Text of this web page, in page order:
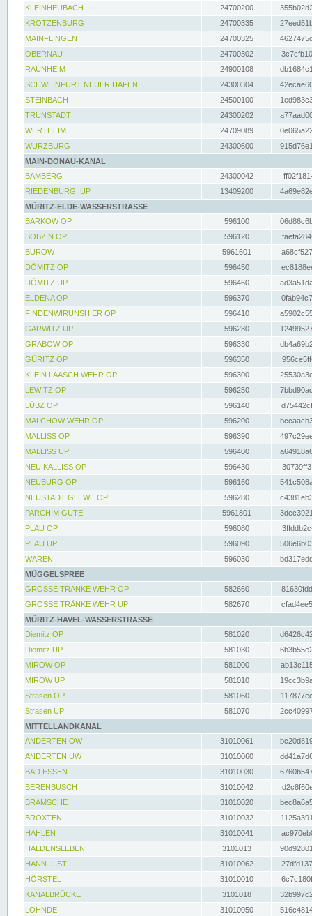
KLEINHEUBACH 24700200
KROTZENBURG
24700335
MAINFLINGEN
24700325
OBERNAU
24700302
RAUNHEIM
24900108
SCHWEINFURT NEUER HAFEN
24300304
STEINBACH
24500100
TRUNSTADT
24300202
WERTHEIM
24709089
WÜRZBURG
24300600
MAIN-DONAU-KANAL
BAMBERG
24300042
RIEDENBURG_UP
13409200
MÜRITZ-ELDE-WASSERSTRASSE
BARKOW OP
596100
BOBZIN OP
596120
BUROW
5961601
DÖMITZ OP
596450
DÖMITZ UP
596460
ELDENA OP
596370
FINDENWIRUNSHIER OP
596410
GARWITZ UP
596230
GRABOW OP
596330
GÜRITZ OP
596350
KLEIN LAASCH WEHR OP
596300
LEWITZ OP
596250
LÜBZ OP
596140
MALCHOW WEHR OP
596200
MALLISS OP
596390
MALLISS UP
596400
NEU KALLISS OP
596430
NEUBURG OP
596160
NEUSTADT GLEWE OP
596280
PARCHIM GÜTE
5961801
PLAU OP
596080
PLAU UP
596090
WAREN
596030
MÜGGELSPREE
GROSSE TRÄNKE WEHR OP
582660
GROSSE TRÄNKE WEHR UP
582670
MÜRITZ-HAVEL-WASSERSTRASSE
Diemitz OP
581020
Diemitz UP
581030
MIROW OP
581000
MIROW UP
581010
Strasen OP
581060
Strasen UP
581070
MITTELLANDKANAL
ANDERTEN OW
31010061
ANDERTEN UW
31010060
BAD ESSEN
31010030
BERENBUSCH
31010042
BRAMSCHE
31010020
BROXTEN
31010032
HAHLEN
31010041
HALDENSLEBEN
3101013
HANN. LIST
31010062
HÖRSTEL
31010010
KANALBRÜCKE
3101018
LOHNDE
31010050